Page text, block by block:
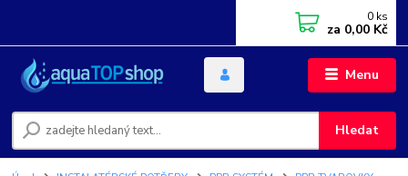
Menu
Hledat
0 ks
za 0,00 Kč